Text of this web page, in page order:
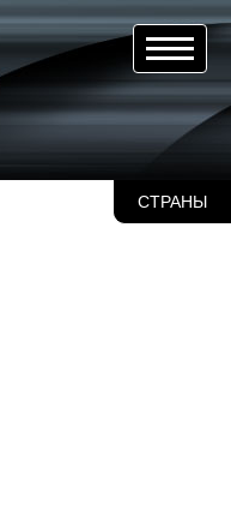
СТРАНЫ